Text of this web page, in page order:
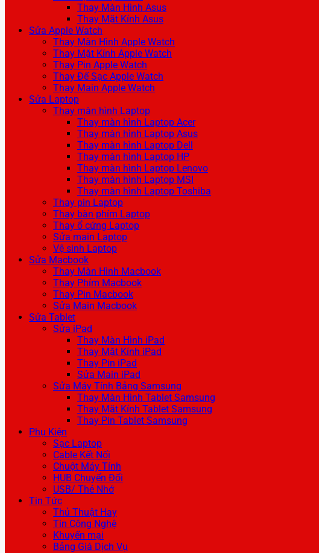
Thay Màn Hình Asus
Thay Mặt Kính Asus
Sửa Apple Watch
Thay Màn Hình Apple Watch
Thay Mặt Kính Apple Watch
Thay Pin Apple Watch
Thay Đế Sạc Apple Watch
Thay Main Apple Watch
Sửa Laptop
Thay màn hình Laptop
Thay màn hình Laptop Acer
Thay màn hình Laptop Asus
Thay màn hình Laptop Dell
Thay màn hình Laptop HP
Thay màn hình Laptop Lenovo
Thay màn hình Laptop MSI
Thay màn hình Laptop Toshiba
Thay pin Laptop
Thay bàn phím Laptop
Thay ổ cứng Laptop
Sửa main Laptop
Vệ sinh Laptop
Sửa Macbook
Thay Màn Hình Macbook
Thay Phím Macbook
Thay Pin Macbook
Sửa Main Macbook
Sửa Tablet
Sửa iPad
Thay Màn Hình iPad
Thay Mặt Kính iPad
Thay Pin iPad
Sửa Main iPad
Sửa Máy Tính Bảng Samsung
Thay Màn Hình Tablet Samsung
Thay Mặt Kính Tablet Samsung
Thay Pin Tablet Samsung
Phụ Kiện
Sạc Laptop
Cable Kết Nối
Chuột Máy Tính
HUB Chuyển Đổi
USB/ Thẻ Nhớ
Tin Tức
Thủ Thuật Hay
Tin Công Nghệ
Khuyến mại
Bảng Giá Dịch Vụ